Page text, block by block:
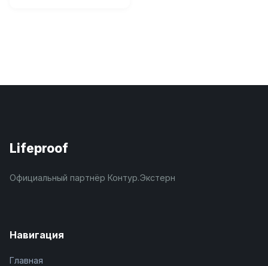
Lifeproof
Официальный партнёр Контур.Экстерн
Навигация
Главная